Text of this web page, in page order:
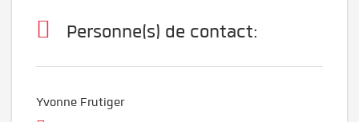
Personne(s) de contact:
Yvonne Frutiger